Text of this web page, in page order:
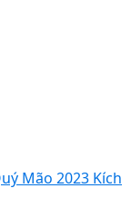
Mão 2023 Kích